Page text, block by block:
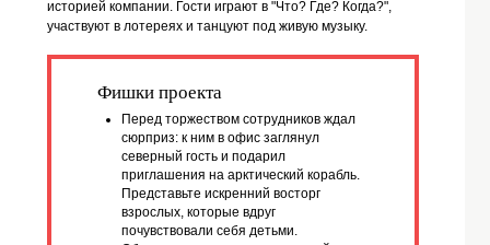
путешествие, в котором ждут фантастические
приключения и чудеса.
месторождение нефти. Руководство немедленно
отправляет туда экспедицию, чтобы завладеть
драгоценным ресурсом раньше всех.
Участники добираются до Северного полюса на корабле.
Все остановки включают развлечения, связанные с
историей компании. Гости играют в "Что? Где? Когда?",